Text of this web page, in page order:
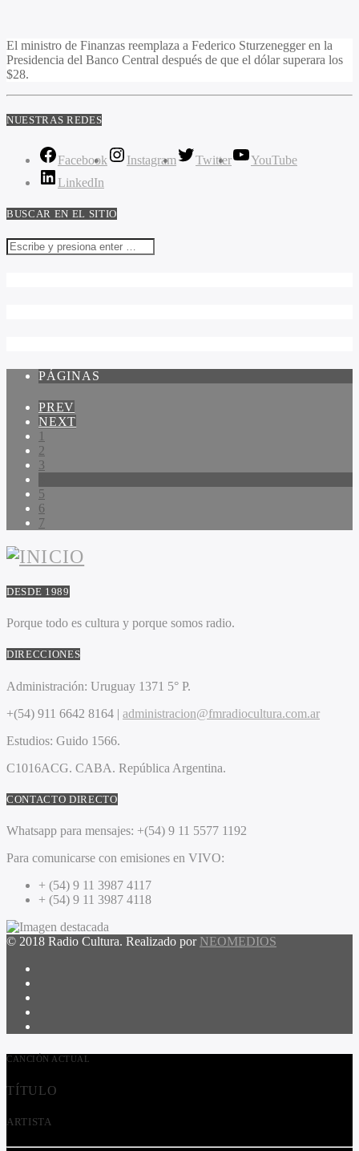
El ministro de Finanzas reemplaza a Federico Sturzenegger en la
Presidencia del Banco Central después de que el dólar superara los
$28.
NUESTRAS REDES
Facebook Instagram Twitter
YouTube
LinkedIn
BUSCAR EN EL SITIO
PÁGINAS
PREV
NEXT
1
2
3
5
6
7
DESDE 1989
Porque todo es cultura y porque somos radio.
DIRECCIONES
Administración: Uruguay 1371 5° P.
+(54) 911 6642 8164 | administracion@fmradiocultura.com.ar
Estudios: Guido 1566.
C1016ACG. CABA. República Argentina.
CONTACTO DIRECTO
Whatsapp para mensajes: +(54) 9 11 5577 1192
Para comunicarse con emisiones en VIVO:
+ (54) 9 11 3987 4117
+ (54) 9 11 3987 4118
© 2018 Radio Cultura. Realizado por NEOMEDIOS
CANCIÓN ACTUAL
TÍTULO
ARTISTA